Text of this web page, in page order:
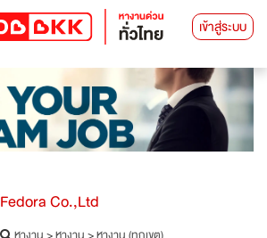
เข้าสู่ระบบ
Fedora Co.,Ltd